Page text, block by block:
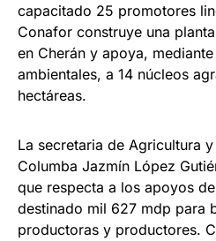
capacitado 25 promotores
Conafor construye una
en Cherán y apoya,
ambientales, a 14 núcleos
hectáreas.
La secretaria de Agricultura
Columba Jazmín López
que respecta a los apoyos
destinado mil 627 mdp para
productoras y productores.